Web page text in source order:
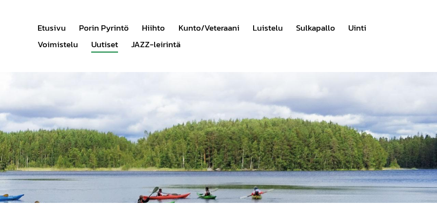
Etusivu Porin Pyrintö Hiihto Kunto/Veteraani Luistelu Sulkapallo
Uinti
Voimistelu
Uutiset JAZZ-leirintä